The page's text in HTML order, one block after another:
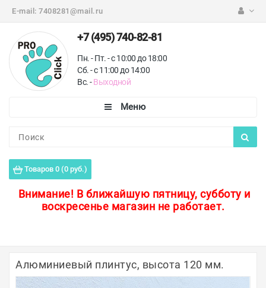
E-mail: 7408281@mail.ru
+7 (495) 740-82-81
Пн. - Пт. - с 10:00 до 18:00
Сб. - с 11:00 до 14:00
Вс. -Выходной
Товаров 0 (0 руб.)
Внимание! В ближайшую пятницу, субботу и
воскресенье магазин не работает.
Пороги для пола
Защитные уголки
Полосы из металла
Алюминиевый плинтус, высота 120 мм.